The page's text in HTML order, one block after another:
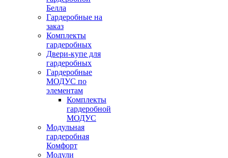
Белла
Гардеробные на
заказ
Комплекты
гардеробных
Двери-купе для
гардеробных
Гардеробные
МОДУС по
элементам
Комплекты
гардеробной
МОДУС
Модульная
гардеробная
Комфорт
Модули